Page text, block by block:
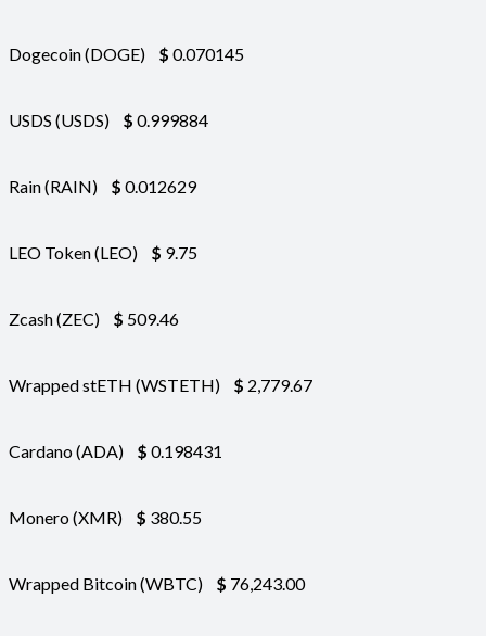
Dogecoin (DOGE) $ 0.070145
USDS (USDS) $ 0.999884
Rain (RAIN) $ 0.012629
LEO Token (LEO) $ 9.75
Zcash (ZEC) $ 509.46
Wrapped stETH (WSTETH) $ 2,779.67
Cardano (ADA) $ 0.198431
Monero (XMR) $ 380.55
Wrapped Bitcoin (WBTC) $ 76,243.00